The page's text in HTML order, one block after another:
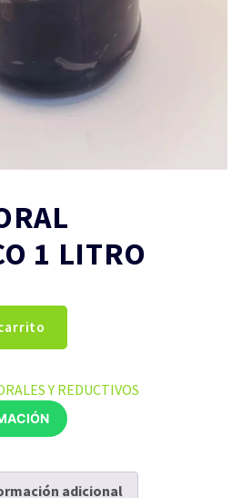
1 LITRO
Y REDUCTIVOS
adicional